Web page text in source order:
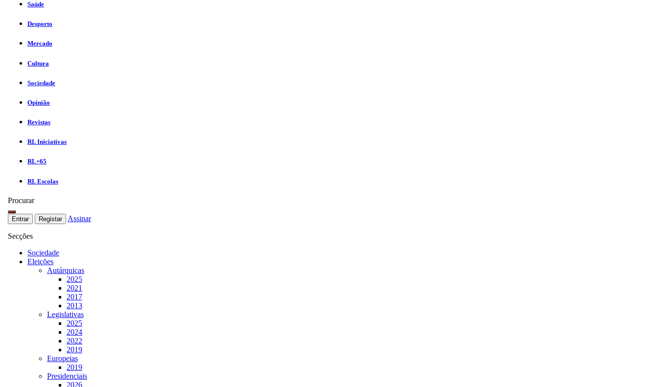
Saúde
Desporto
Mercado
Cultura
Sociedade
Opinião
Revistas
RL Iniciativas
RL+65
RL Escolas
Procurar
Entrar Registar Assinar
Secções
Sociedade
Eleições
Autárquicas
2025
2021
2017
2013
Legislativas
2025
2024
2022
2019
Europeias
2019
Presidenciais
2026